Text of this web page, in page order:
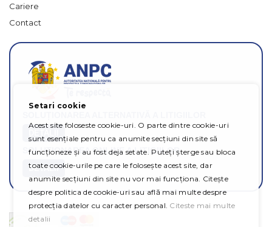
Cariere
Contact
SOLUȚIONAREA ONLINE A LITIGIILOR
DETALII
Setari cookie
Acest site foloseste cookie-uri. O parte dintre cookie-uri
sunt esențiale pentru ca anumite secțiuni din site să
funcționeze și au fost deja setate. Puteți șterge sau bloca
toate cookie-urile pe care le folosește acest site, dar
anumite secțiuni din site nu vor mai funcționa. Citește
despre politica de cookie-uri sau află mai multe despre
protecția datelor cu caracter personal. Citeste mai multe
detalii